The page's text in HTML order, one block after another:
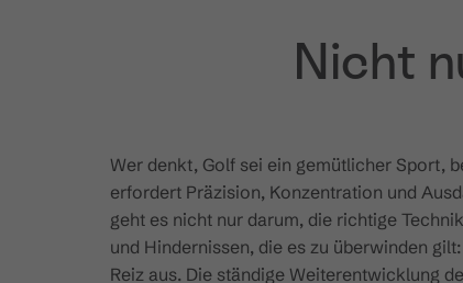
Nicht
Wer denkt, Golf sei ein gemütlicher Sport,
erfordert Präzision, Konzentration und
geht es nicht nur darum, die richtige
und Hindernissen, die es zu überwinden
Reiz aus. Die ständige Weiterentwicklung